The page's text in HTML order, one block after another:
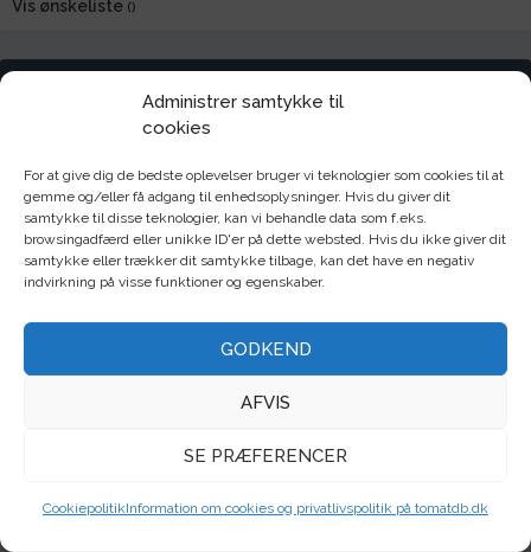
Administrer samtykke til
cookies
For at give dig de bedste oplevelser bruger vi teknologier som cookies til at
gemme og/eller få adgang til enhedsoplysninger. Hvis du giver dit
samtykke til disse teknologier, kan vi behandle data som f.eks.
browsingadfærd eller unikke ID'er på dette websted. Hvis du ikke giver dit
samtykke eller trækker dit samtykke tilbage, kan det have en negativ
indvirkning på visse funktioner og egenskaber.
GODKEND
AFVIS
SE PRÆFERENCER
CookiepolitikInformation om cookies og privatlivspolitik på tomatdb.dk
t
t
e
Vis ønskeliste
FIND ALLE DINE FRØ HER
Tomater Chili
Frugt Krydderurter
Mikrogrønt Sommerblomster
Bi/sommerfugl Frøpakker